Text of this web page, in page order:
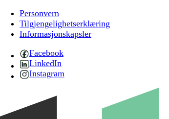
Personvern
Tilgjengelighetserklæring
Informasjonskapsler
Facebook
LinkedIn
Instagram